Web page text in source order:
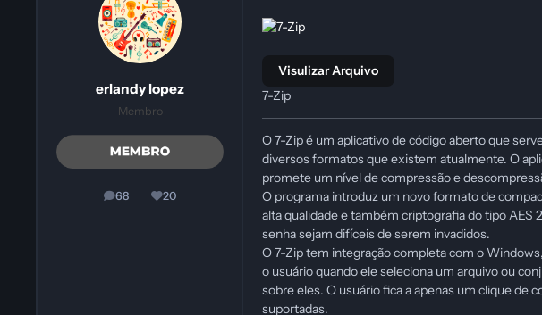
erlandy lopez
Membro
68
posts 20
Reputação
Visulizar Arquivo
7-Zip
O 7-Zip é um aplicativo de código aberto que
diversos formatos que existem atualmente. O
promete um nível de compressão e
O programa introduz um novo formato de
alta qualidade e também criptografia do tipo
senha sejam difíceis de serem invadidos.
O 7-Zip tem integração completa com o
o usuário quando ele seleciona um arquivo ou
sobre eles. O usuário fica a apenas um clique de
suportadas.